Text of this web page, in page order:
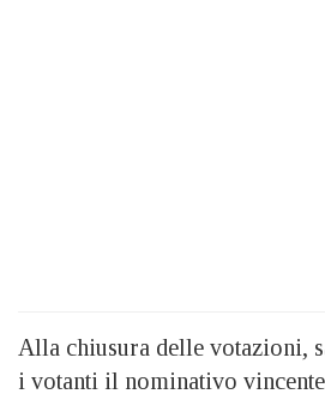
Alla chiusura delle votazioni,
i votanti il nominativo